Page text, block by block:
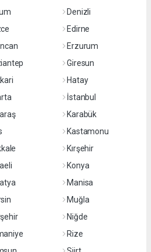
Denizli
Edirne
Erzurum
Giresun
Hatay
İstanbul
Karabük
Kastamonu
Kırşehir
Konya
Manisa
Muğla
Niğde
Rize